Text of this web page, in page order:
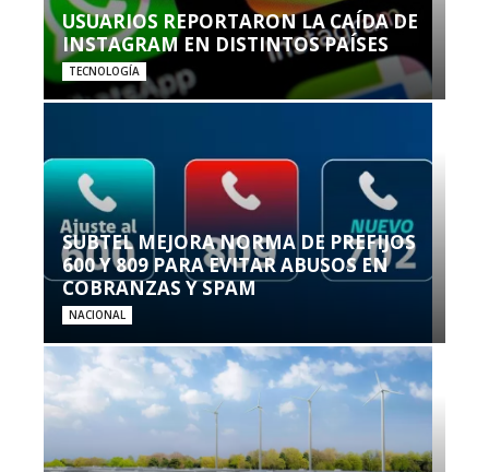
USUARIOS REPORTARON LA CAÍDA DE
INSTAGRAM EN DISTINTOS PAÍSES
TECNOLOGÍA
SUBTEL MEJORA NORMA DE PREFIJOS
600 Y 809 PARA EVITAR ABUSOS EN
COBRANZAS Y SPAM
NACIONAL